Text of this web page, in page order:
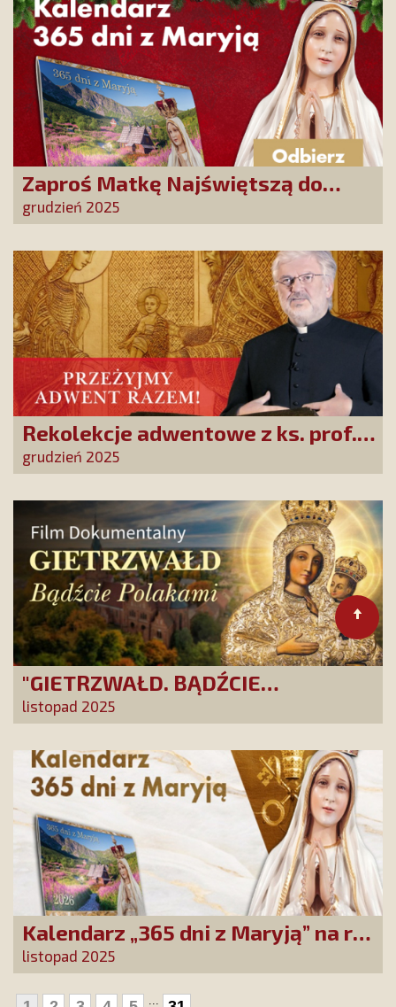
Zaproś Matkę Najświętszą do
swojego domu! Odbierz kalendarz
„365 dni z Maryją”
grudzień 2025
Rekolekcje adwentowe z ks. prof.
Robertem Skrzypczakiem na
PCh24TV!
grudzień 2025
"GIETRZWAŁD. BĄDŹCIE
POLAKAMI". Wesprzyj produkcję
nowego filmu PCh24 TV
listopad 2025
Kalendarz „365 dni z Maryją” na rok
2026 już dostępny! Nowa edycja
zawiera wyjątkowy temat
listopad 2025
...